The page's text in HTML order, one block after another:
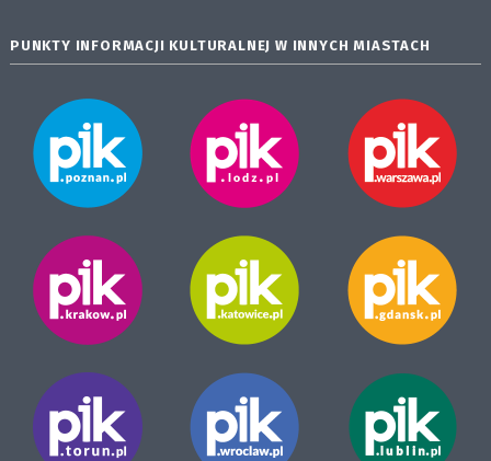
PUNKTY INFORMACJI KULTURALNEJ W INNYCH MIASTACH